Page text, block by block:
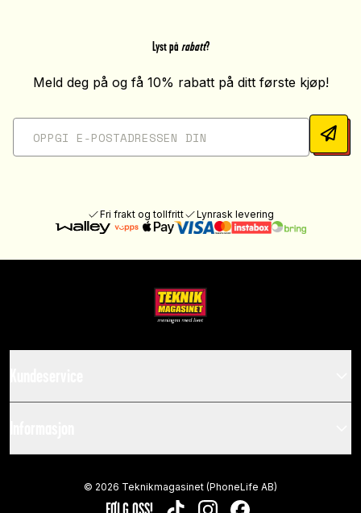
Lyst på rabatt?
Meld deg på og få 10% rabatt på ditt første kjøp!
Fri frakt og tollfritt Lynrask levering
© 2026 Teknikmagasinet (PhoneLife AB)